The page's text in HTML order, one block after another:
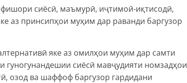
сиёсӣ, маъмурӣ, иҷтимоӣ-иқтисодӣ,
аз принсипҳои муҳим дар раванди баргузор
яке аз омилҳои муҳим дар самти
сиёсӣ мавҷудияти номзадҳои
озод ва шаффоф баргузор гардидани